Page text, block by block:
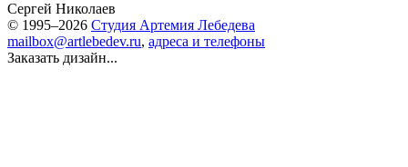
Сергей Николаев
© 1995–2026 Студия Артемия Лебедева
mailbox@artlebedev.ru, адреса и телефоны
Заказать дизайн...